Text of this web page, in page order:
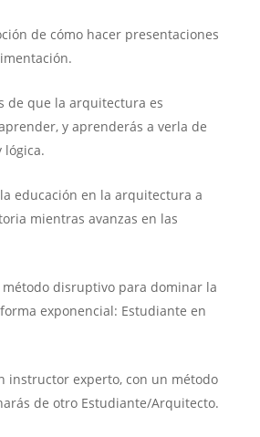
de cómo hacer presentaciones
de que la arquitectura es
y aprenderás a verla de
lógica.
educación en la arquitectura a
mientras avanzas en las
disruptivo para dominar la
exponencial: Estudiante en
instructor experto, con un método
de otro Estudiante/Arquitecto.